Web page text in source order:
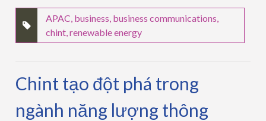
APAC, business, business communications,
chint,renewable energy
Chint tạo đột phá trong
ngành năng lượng thông